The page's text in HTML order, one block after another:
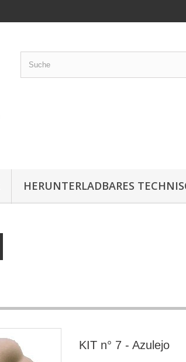
HERUNTERLADBARES
KIT n° 7 - Azulejo